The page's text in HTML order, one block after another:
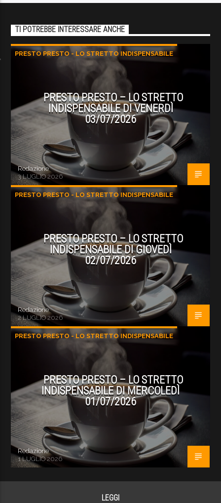
TI POTREBBE INTERESSARE ANCHE
PRESTO PRESTO - LO STRETTO INDISPENSABILE
PRESTO PRESTO – LO STRETTO
INDISPENSABILE DI VENERDÌ
03/07/2026
Redazione
3 LUGLIO 2026
PRESTO PRESTO - LO STRETTO INDISPENSABILE
PRESTO PRESTO – LO STRETTO
INDISPENSABILE DI GIOVEDÌ
02/07/2026
Redazione
2 LUGLIO 2026
PRESTO PRESTO - LO STRETTO INDISPENSABILE
PRESTO PRESTO – LO STRETTO
INDISPENSABILE DI MERCOLEDÌ
01/07/2026
Redazione
1 LUGLIO 2026
LEGGI